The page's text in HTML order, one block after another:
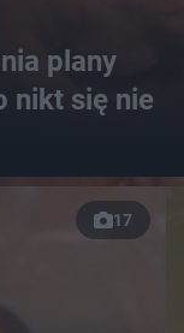
plany
nikt się nie
17